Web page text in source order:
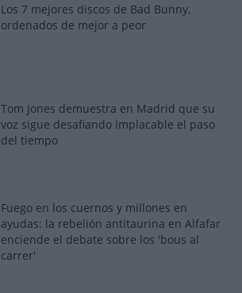
Los 7 mejores discos de Bad Bunny,
ordenados de mejor a peor
Tom Jones demuestra en Madrid que su
voz sigue desafiando implacable el paso
del tiempo
Fuego en los cuernos y millones en
ayudas: la rebelión antitaurina en Alfafar
enciende el debate sobre los 'bous al
carrer'